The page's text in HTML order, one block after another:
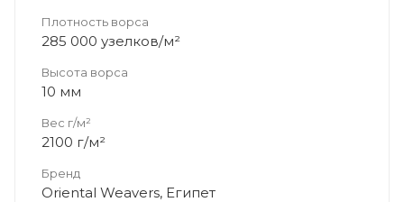
Плотность ворса
285 000 узелков/м²
Высота ворса
10 мм
Вес г/м²
2100 г/м²
Бренд
Oriental Weavers, Египет